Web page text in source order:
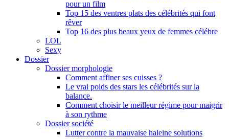
pour un film
Top 15 des ventres plats des célébrités qui font
rêver
Top 16 des plus beaux yeux de femmes célébre
LOL
Sexy
Dossier
Dossier morphologie
Comment affiner ses cuisses ?
Le vrai poids des stars les célébrités sur la
balance.
Comment choisir le meilleur régime pour maigrir
à son rythme
Dossier société
Lutter contre la mauvaise haleine solutions